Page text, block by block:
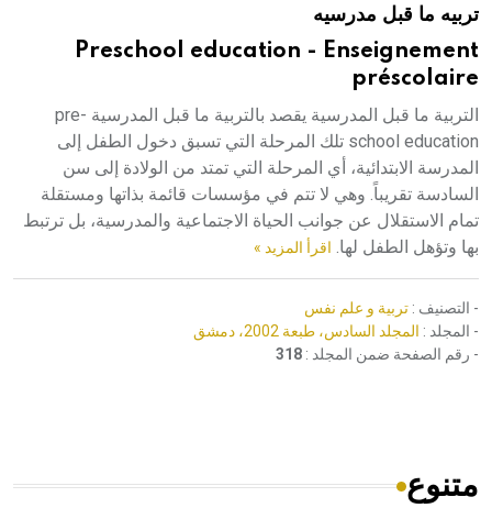
هيئة الموسوعة العربية تطلق موسوعات جديدة في عام 2026
تربيه ما قبل مدرسيه
Preschool education - Enseignement
préscolaire
التربية ما قبل المدرسية يقصد بالتربية ما قبل المدرسية pre-
school education تلك المرحلة التي تسبق دخول الطفل إلى
المدرسة الابتدائية، أي المرحلة التي تمتد من الولادة إلى سن
السادسة تقريباً. وهي لا تتم في مؤسسات قائمة بذاتها ومستقلة
تمام الاستقلال عن جوانب الحياة الاجتماعية والمدرسية، بل ترتبط
بها وتؤهل الطفل لها. اقرأ المزيد »
- التصنيف : تربية و علم نفس
- المجلد : المجلد السادس، طبعة 2002، دمشق
- رقم الصفحة ضمن المجلد : 318
متنوع